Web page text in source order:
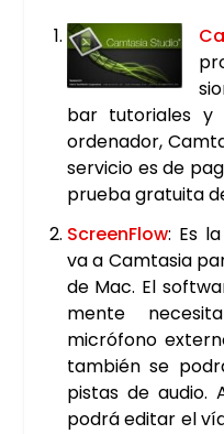
bar tuto­ria­les y
orde­na­dor,
ser­vi­cio es de
prue­ba gra­tui­ta
Screen­Flow: Es
va a Cam­ta­sia
de Mac. El
men­te
micró­fono
tam­bién se
pis­tas de audio.
podrá edi­tar el